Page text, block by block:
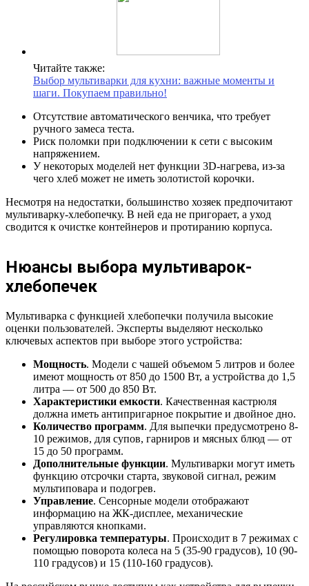
Читайте также:
Выбор мультиварки для кухни: важные моменты и
шаги. Покупаем правильно!
Отсутствие автоматического венчика, что требует
ручного замеса теста.
Риск поломки при подключении к сети с высоким
напряжением.
У некоторых моделей нет функции 3D-нагрева, из-за
чего хлеб может не иметь золотистой корочки.
Несмотря на недостатки, большинство хозяек предпочитают
мультиварку-хлебопечку. В ней еда не пригорает, а уход
сводится к очистке контейнеров и протиранию корпуса.
Нюансы выбора мультиварок-
хлебопечек
Мультиварка с функцией хлебопечки получила высокие
оценки пользователей. Эксперты выделяют несколько
ключевых аспектов при выборе этого устройства:
Мощность. Модели с чашей объемом 5 литров и более
имеют мощность от 850 до 1500 Вт, а устройства до 1,5
литра — от 500 до 850 Вт.
Характеристики емкости. Качественная кастрюля
должна иметь антипригарное покрытие и двойное дно.
Количество программ. Для выпечки предусмотрено 8-
10 режимов, для супов, гарниров и мясных блюд — от
15 до 50 программ.
Дополнительные функции. Мультиварки могут иметь
функцию отсрочки старта, звуковой сигнал, режим
мультиповара и подогрев.
Управление. Сенсорные модели отображают
информацию на ЖК-дисплее, механические
управляются кнопками.
Регулировка температуры. Происходит в 7 режимах с
помощью поворота колеса на 5 (35-90 градусов), 10 (90-
110 градусов) и 15 (110-160 градусов).